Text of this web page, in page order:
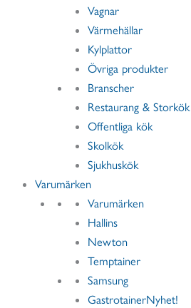
Vagnar
Värmehällar
Kylplattor
Övriga produkter
Branscher
Restaurang & Storkök
Offentliga kök
Skolkök
Sjukhuskök
Varumärken
Varumärken
Hallins
Newton
Temptainer
Samsung
GastrotainerNyhet!